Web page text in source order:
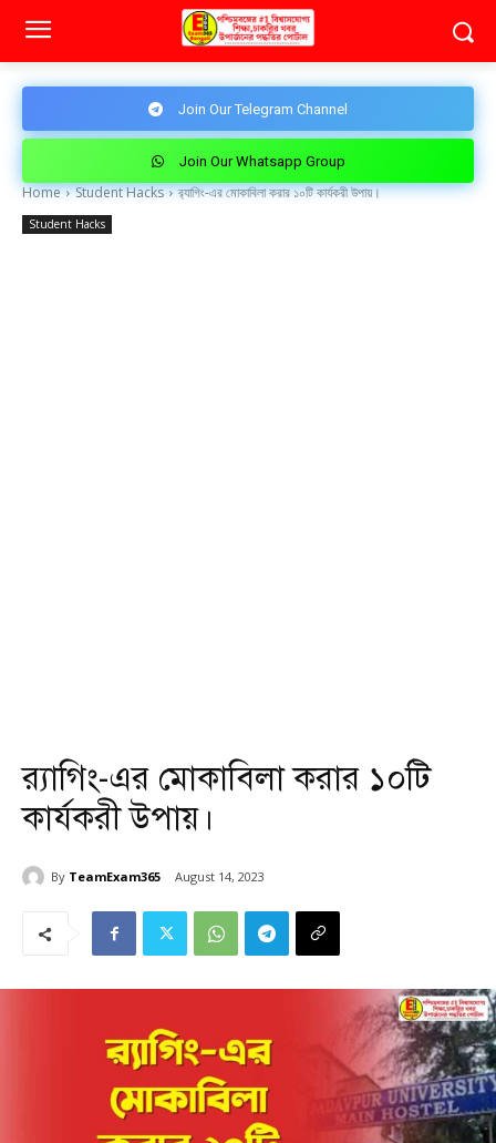
Join Our Telegram Channel
Join Our Whatsapp Group
Home Student Hacks র‌্যাগিং-এর মোকাবিলা করার ১০টি কার্যকরী উপায়।
Student Hacks
র‌্যাগিং-এর মোকাবিলা করার ১০টি
কার্যকরী উপায়।
By TeamExam365 August 14, 2023